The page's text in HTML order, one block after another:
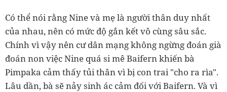
Có thể nói rằng Nine và mẹ là người thân duy nhất
của nhau, nên có mức độ gắn kết vô cùng sâu sắc.
Chính vì vậy nên cư dân mạng không ngừng đoán già
đoán non việc Nine quá si mê Baifern khiến bà
Pimpaka cảm thấy tủi thân vì bị con trai "cho ra rìa".
Lâu dần, bà sẽ nảy sinh ác cảm đối với Baifern. Và vì